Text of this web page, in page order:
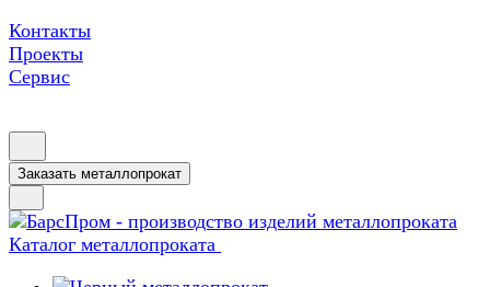
Контакты
Проекты
Сервис
Заказать металлопрокат
Каталог металлопроката